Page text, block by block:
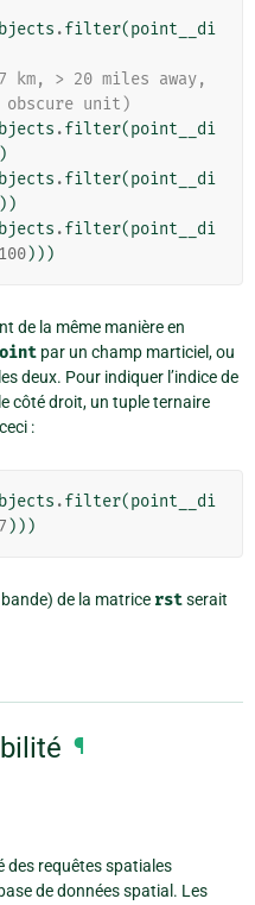
.filter(point__di
> 20 miles away,
obscure unit)
.filter(point__di
.filter(point__di
.filter(point__di
100)))
de la même manière en
par un champ marticiel, ou
deux. Pour indiquer l’indice de
côté droit, un tuple ternaire
:
.filter(point__di
7 )))
de la matrice rstserait
¶
des requêtes spatiales
de données spatial. Les